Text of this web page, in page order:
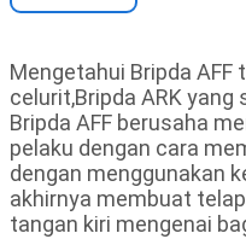
Mengetahui Bripda
celurit,Bripda ARK
Bripda AFF berusaha
pelaku dengan cara
dengan menggunakan
akhirnya membuat
tangan kiri mengenai